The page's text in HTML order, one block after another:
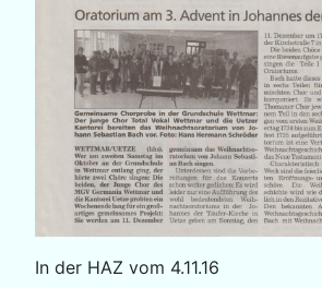
In der HAZ vom 4.11.16